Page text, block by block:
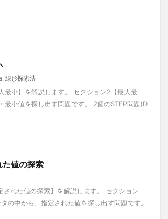
, 線形探索法
小】を解説します。 セクション2【最大最
小値を探し出す問題です。 2個のSTEP問題(D
値の探索
れた値の探索】を解説します。 セクション
の中から、指定された値を探し出す問題です。